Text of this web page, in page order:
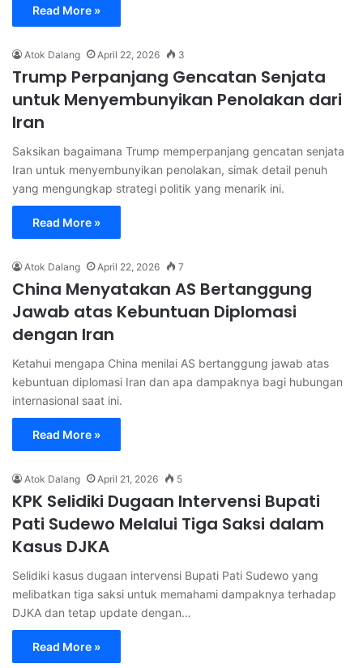
Read More »
Atok Dalang April 22, 2026 3
Trump Perpanjang Gencatan Senjata
untuk Menyembunyikan Penolakan dari
Iran
Saksikan bagaimana Trump memperpanjang gencatan senjata
Iran untuk menyembunyikan penolakan, simak detail penuh
yang mengungkap strategi politik yang menarik ini.
Read More »
Atok Dalang April 22, 2026 7
China Menyatakan AS Bertanggung
Jawab atas Kebuntuan Diplomasi
dengan Iran
Ketahui mengapa China menilai AS bertanggung jawab atas
kebuntuan diplomasi Iran dan apa dampaknya bagi hubungan
internasional saat ini.
Read More »
Atok Dalang April 21, 2026 5
KPK Selidiki Dugaan Intervensi Bupati
Pati Sudewo Melalui Tiga Saksi dalam
Kasus DJKA
Selidiki kasus dugaan intervensi Bupati Pati Sudewo yang
melibatkan tiga saksi untuk memahami dampaknya terhadap
DJKA dan tetap update dengan…
Read More »